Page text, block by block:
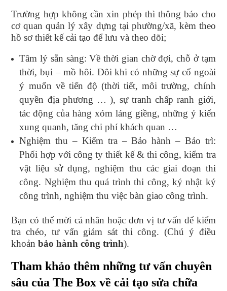
Trường hợp không cần xin phép thì thông báo cho
cơ quan quản lý xây dựng tại phường/xã, kèm theo
hồ sơ thiết kế cải tạo để lưu và theo dõi;
Tâm lý sẵn sàng: Về thời gian chờ đợi, chỗ ở tạm
thời, bụi – mồ hôi. Đôi khi có những sự cố ngoài
ý muốn về tiến độ (thời tiết, môi trường, chính
quyền địa phương … ), sự tranh chấp ranh giới,
tác động của hàng xóm láng giềng, những ý kiến
xung quanh, tăng chi phí khách quan …
Nghiệm thu – Kiểm tra – Bảo hành – Bảo trì:
Phối hợp với công ty thiết kế & thi công, kiểm tra
vật liệu sử dụng, nghiệm thu các giai đoạn thi
công. Nghiệm thu quá trình thi công, ký nhật ký
công trình, nghiệm thu việc bàn giao công trình.
Bạn có thể mời cá nhân hoặc đơn vị tư vấn để kiểm
tra chéo, tư vấn giám sát thi công. (Chú ý điều
khoảnbảo hành công trình).
Tham khảo thêm những tư vấn chuyên
sâu của The Box về cải tạo sửa chữa